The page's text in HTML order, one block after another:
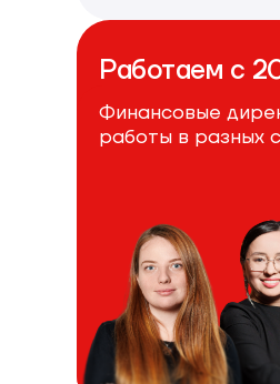
Работаем с
Финансовые
работы в разных